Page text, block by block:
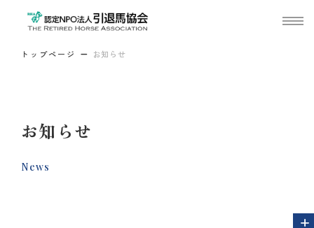
トップページ お知らせ
お知らせ
News